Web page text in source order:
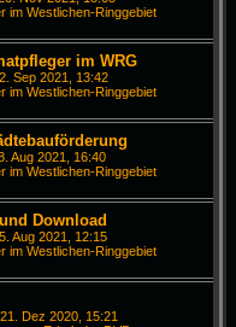
im Westlichen-Ringgebiet
im WRG
Sep 2021, 13:42
im Westlichen-Ringgebiet
Aug 2021, 16:40
im Westlichen-Ringgebiet
Download
Aug 2021, 12:15
im Westlichen-Ringgebiet
Dez 2020, 15:21